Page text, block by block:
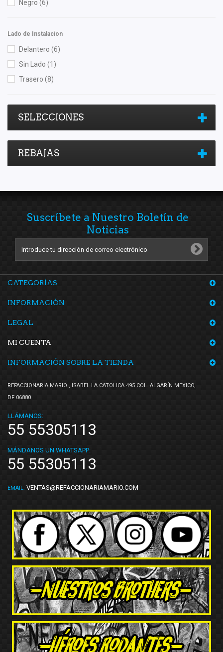
Negro (6)
Lado de Instalacion
Delantero (6)
Sin Lado (1)
Trasero (8)
SELECCIONES
REBAJAS
Suscríbete a Nuestro Boletín de
Noticias
CATEGORÍAS
INFORMACIÓN
LEGAL
MI CUENTA
INFORMACIÓN SOBRE LA TIENDA
REFACCIONARIA MARIO , ISABEL LA CATOLICA 495 COL. ALGARÍN MEXICO,
DF 06880
LLÁMANOS:
55 55305113
MÁNDANOS UN WHATSAPP:
55 55305113
EMAIL: VENTAS@REFACCIONARIAMARIO.COM